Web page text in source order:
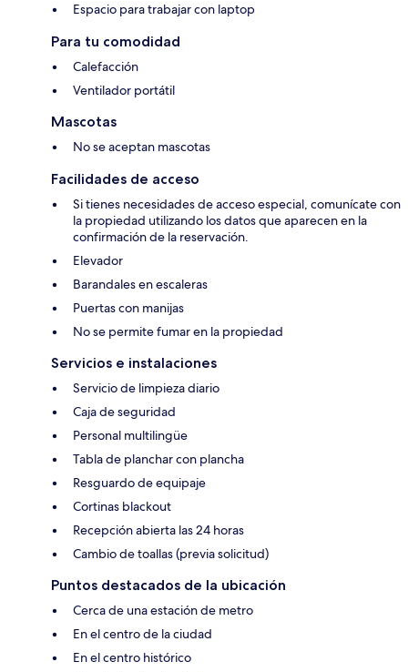
Espacio para trabajar con laptop
Para tu comodidad
Calefacción
Ventilador portátil
Mascotas
No se aceptan mascotas
Facilidades de acceso
Si tienes necesidades de acceso especial, comunícate con
la propiedad utilizando los datos que aparecen en la
confirmación de la reservación.
Elevador
Barandales en escaleras
Puertas con manijas
No se permite fumar en la propiedad
Servicios e instalaciones
Servicio de limpieza diario
Caja de seguridad
Personal multilingüe
Tabla de planchar con plancha
Resguardo de equipaje
Cortinas blackout
Recepción abierta las 24 horas
Cambio de toallas (previa solicitud)
Puntos destacados de la ubicación
Cerca de una estación de metro
En el centro de la ciudad
En el centro histórico